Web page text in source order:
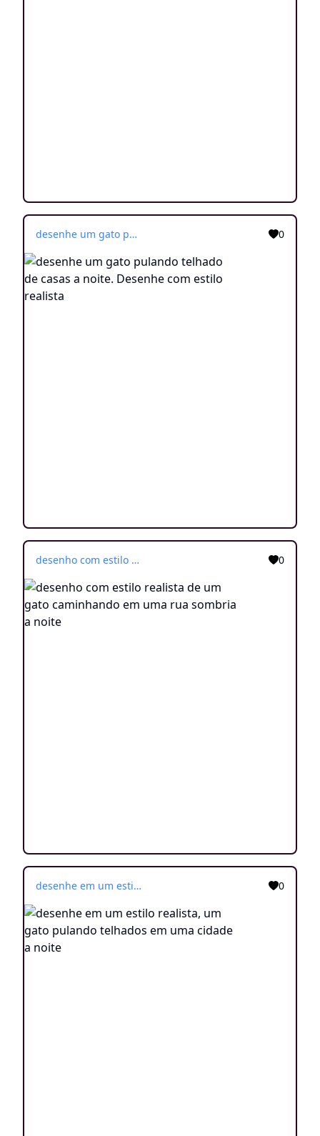
desenhe um gato pulando telhado de casas a noite. Desenhe com estilo realista 0
desenho com estilo realista de um gato caminhando em uma rua sombria a noite 0
desenhe em um estilo realista, um gato pulando telhados em uma cidade a noite 0